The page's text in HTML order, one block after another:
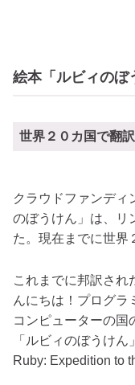
絵本「ルビィのぼ
世界２０カ国で翻
クラウドファンディ
のぼうけん」は、リ
た。現在までに世界
これまでに邦訳され
んにちは！プログラ
コンピューターの国
「ルビィのぼうけ
Ruby: Expedition to